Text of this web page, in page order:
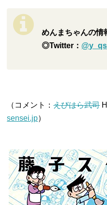
めんまちゃんの情
◎Twitter：
（コメント：えびはら武司
sensei.jp）